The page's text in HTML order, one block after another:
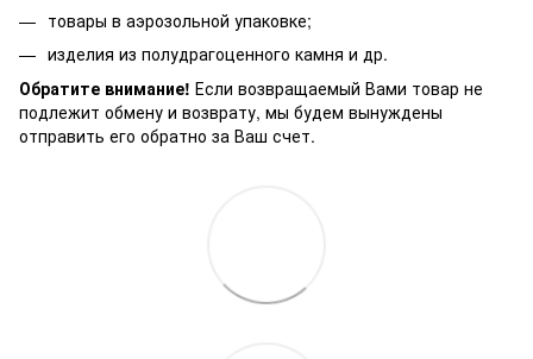
товары в аэрозольной упаковке;
изделия из полудрагоценного камня и др.
Обратите внимание! Если возвращаемый Вами товар не
подлежит обмену и возврату, мы будем вынуждены
отправить его обратно за Ваш счет.